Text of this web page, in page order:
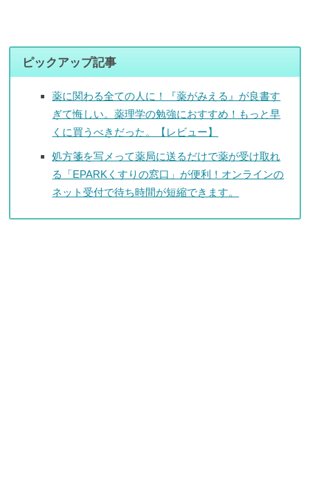
ピックアップ記事
薬に関わる全ての人に！『薬がみえる』が良書す
ぎて悔しい。薬理学の勉強におすすめ！もっと早
くに買うべきだった。【レビュー】
処方箋を写メって薬局に送るだけで薬が受け取れ
る「EPARKくすりの窓口」が便利！オンラインの
ネット受付で待ち時間が短縮できます。